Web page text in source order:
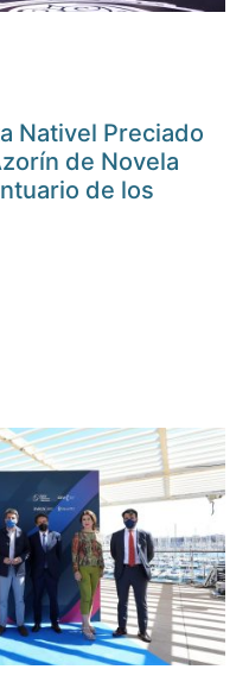
Nativel Preciado
de Novela
de los